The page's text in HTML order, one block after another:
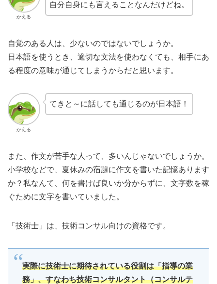
かえる
自分自身にも言えることなんだけどね。
自覚のある人は、少ないのではないでしょうか。
日本語を使うとき、適切な文法を使わなくても、相手にあ
る程度の意味が通じてしまうからだと思います。
かえる
てきと～に話しても通じるのが日本語！
また、作文が苦手な人って、多いんじゃないでしょうか。
小学校などで、夏休みの宿題に作文を書いた記憶あります
か？私なんて、何を書けば良いか分からずに、文字数を稼
ぐために文字を書いていました。
「技術士」は、技術コンサル向けの資格です。
実際に技術士に期待されている役割は「指導の業
務」、すなわち技術コンサルタント（コンサルテ